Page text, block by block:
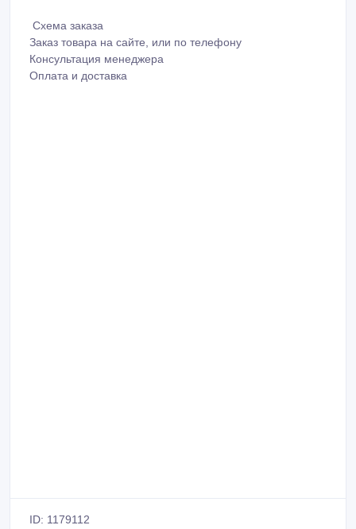
Схема заказа
Заказ товара на сайте, или по телефону
Консультация менеджера
Оплата и доставка
ID: 1179112